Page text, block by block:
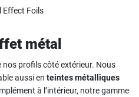
métal
profils côté extérieur. Nous
aussi en teintes métalliques
à l’intérieur, notre gamme